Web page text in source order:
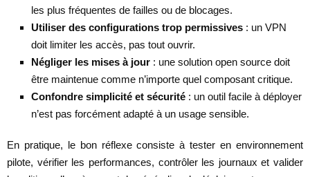
les plus fréquentes de failles ou de blocages.
Utiliser des configurations trop permissives : un VPN
doit limiter les accès, pas tout ouvrir.
Négliger les mises à jour : une solution open source doit
être maintenue comme n’importe quel composant critique.
Confondre simplicité et sécurité : un outil facile à déployer
n’est pas forcément adapté à un usage sensible.
En pratique, le bon réflexe consiste à tester en environnement
pilote, vérifier les performances, contrôler les journaux et valider